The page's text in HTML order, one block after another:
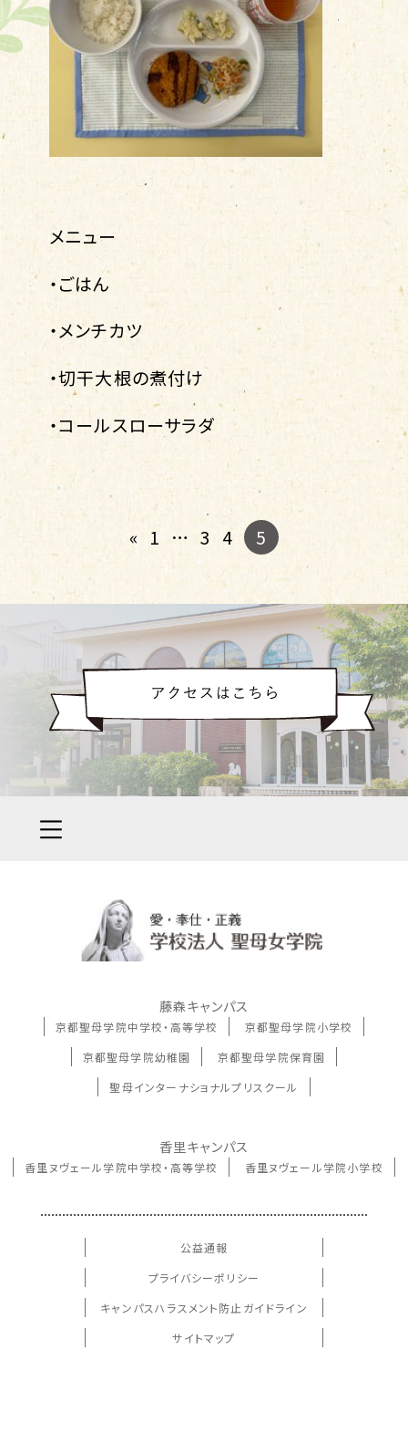
メニュー
・ごはん
・メンチカツ
・切干大根の煮付け
・コールスローサラダ
« 1 … 3 4 5
藤森キャンパス
京都聖母学院中学校・高等学校
京都聖母学院小学校
京都聖母学院幼稚園
京都聖母学院保育園
聖母インターナショナルプリスクール
香里キャンパス
香里ヌヴェール学院中学校・高等学校 香里ヌヴェール学院小学校
公益通報
プライバシーポリシー
キャンパスハラスメント防止ガイドライン
サイトマップ